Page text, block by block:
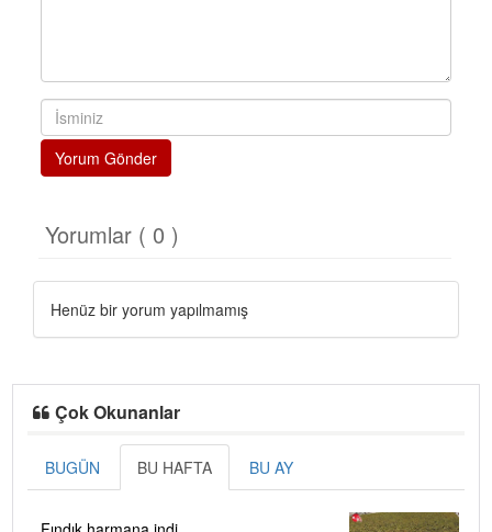
Yorum Gönder
Yorumlar ( 0 )
Henüz bir yorum yapılmamış
Çok Okunanlar
BUGÜN BU HAFTA BU AY